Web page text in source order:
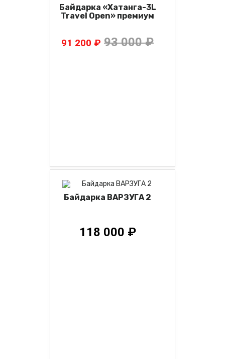
Байдарка «Хатанга-3L
Travel Open» премиум
91 200 ₽ 93 000 ₽
Байдарка ВАРЗУГА 2
118 000 ₽